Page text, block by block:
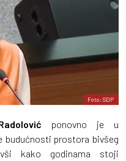
Foto: SDP
ponovno je u
prostora bivšeg
kako godinama stoji